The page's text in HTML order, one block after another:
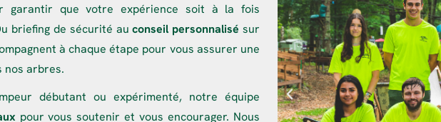
garantir que votre expérience soit à la fois
briefing de sécurité auconseil personnalisé sur
à chaque étape pour vous assurer une
nos arbres.
débutant ou expérimenté, notre équipe
pour vous soutenir et vous encourager. Nous